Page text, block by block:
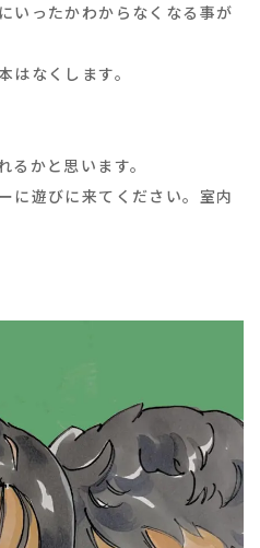
いったかわからなくなる事が
はなくします。
かと思います。
に遊びに来てください。室内